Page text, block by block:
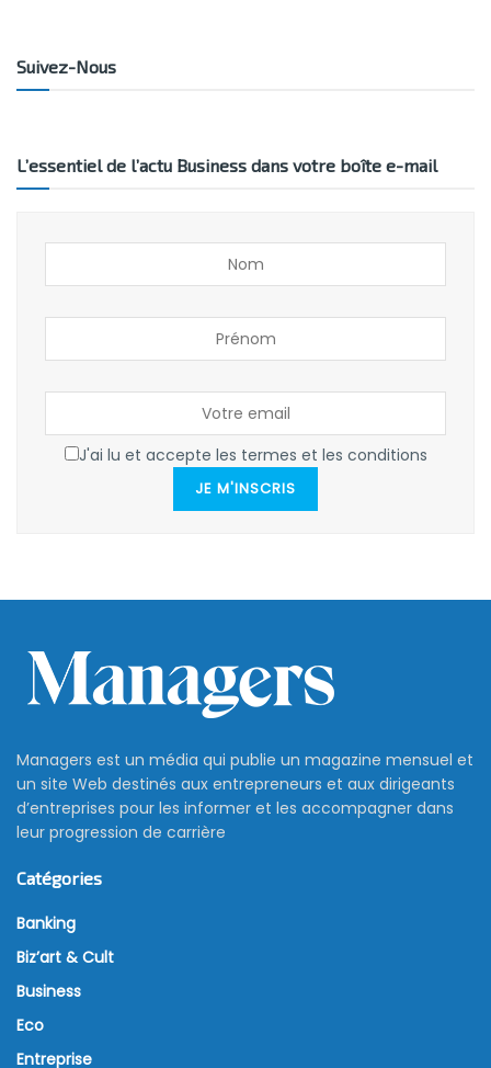
Suivez-Nous
L’essentiel de l’actu Business dans votre boîte e-mail
J'ai lu et accepte les termes et les conditions
JE M'INSCRIS
Managers est un média qui publie un magazine mensuel et
un site Web destinés aux entrepreneurs et aux dirigeants
d’entreprises pour les informer et les accompagner dans
leur progression de carrière
Catégories
Banking
Biz’art & Cult
Business
Eco
Entreprise